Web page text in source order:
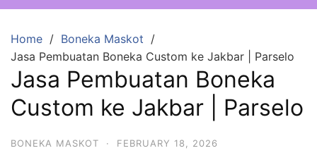
Home
Boneka Maskot
Jasa Pembuatan Boneka Custom ke Jakbar | Parselo
Jasa Pembuatan Boneka
Custom ke Jakbar | Parselo
BONEKA MASKOT · FEBRUARY 18, 2026